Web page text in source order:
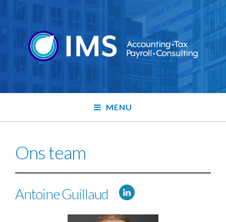
MENU
Ons team
Antoine Guillaud